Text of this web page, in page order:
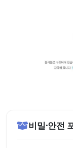
비밀·안전